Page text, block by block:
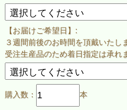
【お届けご希望日】:
３週間前後のお時間を頂戴いたし
受注生産品のため着日指定は承れ
購入数： 本